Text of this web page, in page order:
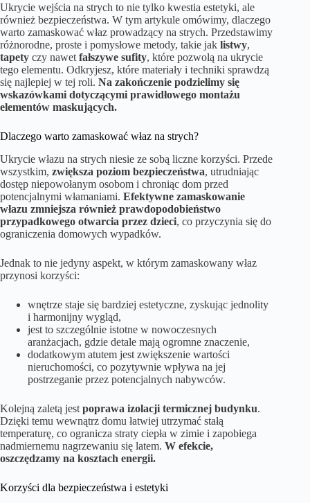
Ukrycie wejścia na strych to nie tylko kwestia estetyki, ale
również bezpieczeństwa. W tym artykule omówimy, dlaczego
warto zamaskować właz prowadzący na strych. Przedstawimy
różnorodne, proste i pomysłowe metody, takie jak listwy,
tapety czy nawet fałszywe sufity, które pozwolą na ukrycie
tego elementu. Odkryjesz, które materiały i techniki sprawdzą
się najlepiej w tej roli. Na zakończenie podzielimy się
wskazówkami dotyczącymi prawidłowego montażu
elementów maskujących.
Dlaczego warto zamaskować właz na strych?
Ukrycie włazu na strych niesie ze sobą liczne korzyści. Przede
wszystkim, zwiększa poziom bezpieczeństwa, utrudniając
dostęp niepowołanym osobom i chroniąc dom przed
potencjalnymi włamaniami. Efektywne zamaskowanie
włazu zmniejsza również prawdopodobieństwo
przypadkowego otwarcia przez dzieci, co przyczynia się do
ograniczenia domowych wypadków.
Jednak to nie jedyny aspekt, w którym zamaskowany właz
przynosi korzyści:
wnętrze staje się bardziej estetyczne, zyskując jednolity
i harmonijny wygląd,
jest to szczególnie istotne w nowoczesnych
aranżacjach, gdzie detale mają ogromne znaczenie,
dodatkowym atutem jest zwiększenie wartości
nieruchomości, co pozytywnie wpływa na jej
postrzeganie przez potencjalnych nabywców.
Kolejną zaletą jest poprawa izolacji termicznej budynku.
Dzięki temu wewnątrz domu łatwiej utrzymać stałą
temperaturę, co ogranicza straty ciepła w zimie i zapobiega
nadmiernemu nagrzewaniu się latem. W efekcie,
oszczędzamy na kosztach energii.
Korzyści dla bezpieczeństwa i estetyki